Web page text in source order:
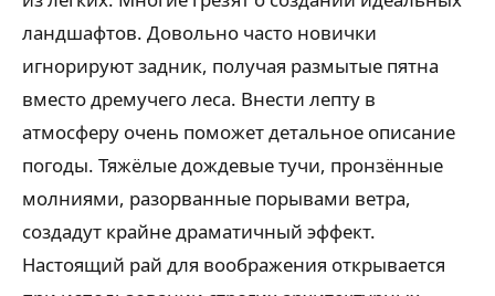
ландшафтов. Довольно часто новички
игнорируют задник, получая размытые пятна
вместо дремучего леса. Внести лепту в
атмосферу очень поможет детальное описание
погоды. Тяжёлые дождевые тучи, пронзённые
молниями, разорванные порывами ветра,
создадут крайне драматичный эффект.
Настоящий рай для воображения открывается